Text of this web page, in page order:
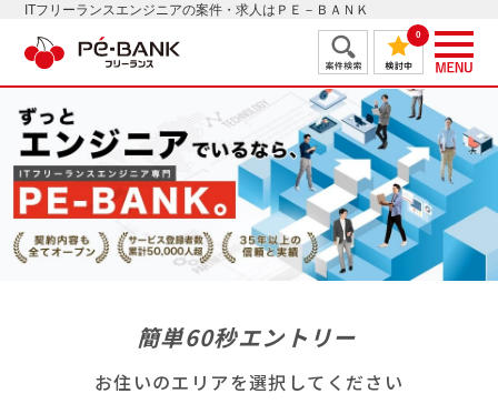
ITフリーランスエンジニアの案件・求人はＰＥ－ＢＡＮＫ
0
簡単60秒エントリー
お住いのエリアを選択してください